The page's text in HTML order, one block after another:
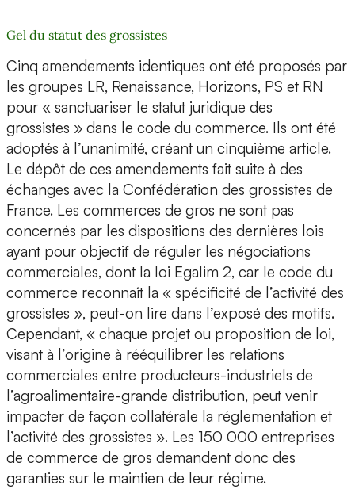
Gel du statut des grossistes
Cinq amendements identiques ont été proposés par
les groupes LR, Renaissance, Horizons, PS et RN
pour « sanctuariser le statut juridique des
grossistes » dans le code du commerce. Ils ont été
adoptés à l’unanimité, créant un cinquième article.
Le dépôt de ces amendements fait suite à des
échanges avec la Confédération des grossistes de
France. Les commerces de gros ne sont pas
concernés par les dispositions des dernières lois
ayant pour objectif de réguler les négociations
commerciales, dont la loi Egalim 2, car le code du
commerce reconnaît la « spécificité de l’activité des
grossistes », peut-on lire dans l’exposé des motifs.
Cependant, « chaque projet ou proposition de loi,
visant à l’origine à rééquilibrer les relations
commerciales entre producteurs-industriels de
l’agroalimentaire-grande distribution, peut venir
impacter de façon collatérale la réglementation et
l’activité des grossistes ». Les 150 000 entreprises
de commerce de gros demandent donc des
garanties sur le maintien de leur régime.